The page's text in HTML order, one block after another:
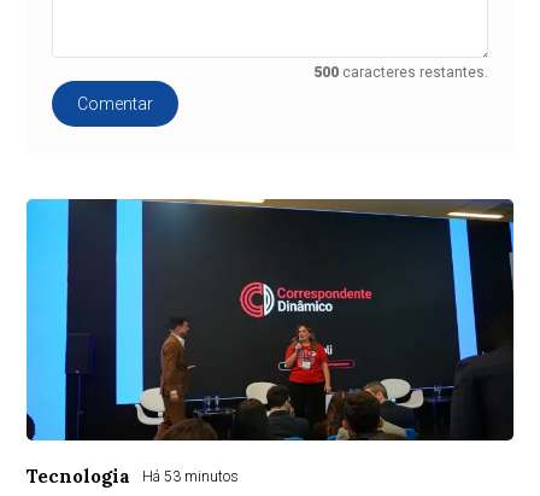
500 caracteres restantes.
Comentar
Tecnologia Há 53 minutos